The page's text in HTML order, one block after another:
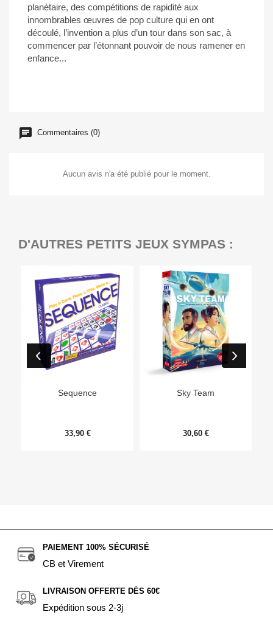
planétaire, des compétitions de rapidité aux
innombrables œuvres de pop culture qui en ont
découlé, l’invention a plus d’un tour dans son sac, à
commencer par l’étonnant pouvoir de nous ramener en
enfance...
Commentaires (0)
Aucun avis n'a été publié pour le moment.
D'AUTRES PETITS JEUX SYMPAS :
Sequence
33,90 €
Sky Team
30,60 €
PAIEMENT 100% SÉCURISÉ
CB et Virement
LIVRAISON OFFERTE DÈS 60€
Expédition sous 2-3j